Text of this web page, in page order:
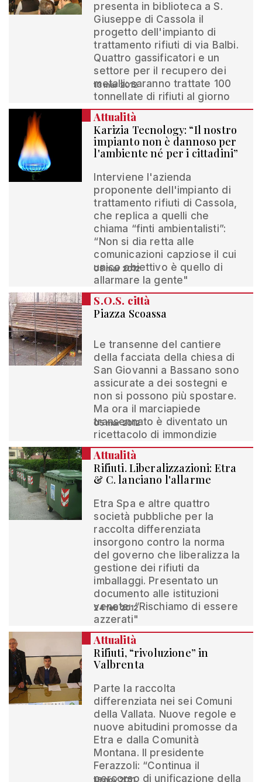
presenta in biblioteca a S.
Giuseppe di Cassola il
progetto dell'impianto di
trattamento rifiuti di via Balbi.
Quattro gassificatori e un
settore per il recupero dei
metalli: saranno trattate 100
tonnellate di rifiuti al giorno
13 mar 2012
Attualità
Karizia Tecnology: “Il nostro
impianto non è dannoso per
l'ambiente né per i cittadini”
Interviene l'azienda
proponente dell'impianto di
trattamento rifiuti di Cassola,
che replica a quelli che
chiama “finti ambientalisti”:
“Non si dia retta alle
comunicazioni capziose il cui
unico obiettivo è quello di
allarmare la gente"
08 mar 2012
S.O.S. città
Piazza Scoassa
Le transenne del cantiere
della facciata della chiesa di
San Giovanni a Bassano sono
assicurate a dei sostegni e
non si possono più spostare.
Ma ora il marciapiede
transennato è diventato un
ricettacolo di immondizie
05 mar 2012
Attualità
Rifiuti. Liberalizzazioni: Etra
& C. lanciano l'allarme
Etra Spa e altre quattro
società pubbliche per la
raccolta differenziata
insorgono contro la norma
del governo che liberalizza la
gestione dei rifiuti da
imballaggi. Presentato un
documento alle istituzioni
venete: “Rischiamo di essere
azzerati"
24 feb 2012
Attualità
Rifiuti, “rivoluzione” in
Valbrenta
Parte la raccolta
differenziata nei sei Comuni
della Vallata. Nuove regole e
nuove abitudini promosse da
Etra e dalla Comunità
Montana. Il presidente
Ferazzoli: “Continua il
percorso di unificazione della
18 nov 2011